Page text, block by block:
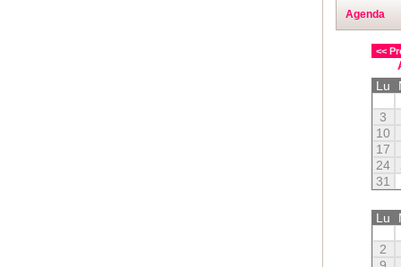
Agenda
<<
Lu
3
10
17
24
31
Lu
2